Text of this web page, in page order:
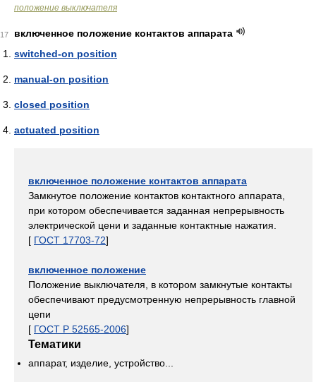
положение выключателя
17
включенное положение контактов аппарата
switched-on position
manual-on position
closed position
actuated position
включенное положение контактов аппарата
Замкнутое положение контактов контактного аппарата,
при котором обеспечивается заданная непрерывность
электрической цени и заданные контактные нажатия.
[ ГОСТ 17703-72]
включенное положение
Положение выключателя, в котором замкнутые контакты
обеспечивают предусмотренную непрерывность главной
цепи
[ ГОСТ Р 52565-2006]
Тематики
аппарат, изделие, устройство...